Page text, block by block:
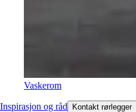
Vaskerom
Inspirasjon og råd Kontakt rørlegger